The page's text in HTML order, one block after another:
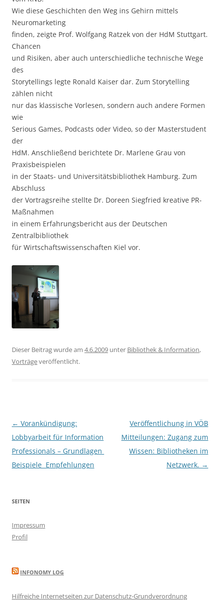
Wie diese Geschichten den Weg ins Gehirn mittels
Neuromarketing
finden, zeigte Prof. Wolfgang Ratzek von der HdM Stuttgart.
Chancen
und Risiken, aber auch unterschiedliche technische Wege
des
Storytellings legte Ronald Kaiser dar. Zum Storytelling
zählen nicht
nur das klassische Vorlesen, sondern auch andere Formen
wie
Serious Games, Podcasts oder Video, so der Masterstudent
der
HdM. Anschließend berichtete Dr. Marlene Grau von
Praxisbeispielen
in der Staats- und Universitätsbibliothek Hamburg. Zum
Abschluss
der Vortragsreihe stellte Dr. Doreen Siegfried kreative PR-
Maßnahmen
in einem Erfahrungsbericht aus der Deutschen
Zentralbibliothek
für Wirtschaftswissenschaften Kiel vor.
Dieser Beitrag wurde am 4.6.2009 unter Bibliothek & Information,
Vorträgeveröffentlicht.
Beitragsnavigation
← Vorankündigung:
Lobbyarbeit für Information
Professionals – Grundlagen 
Beispiele  Empfehlungen
Veröffentlichung in VÖB
Mitteilungen: Zugang zum
Wissen: Bibliotheken im
Netzwerk. →
SEITEN
Impressum
Profil
INFONOMY LOG
Hilfreiche Internetseiten zur Datenschutz-Grundverordnung